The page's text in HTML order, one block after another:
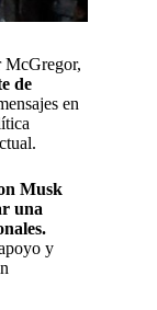
McGregor,
de
en
Musk
una
y